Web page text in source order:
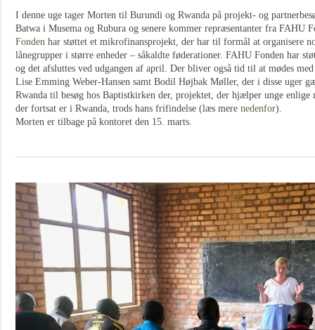
I denne uge tager Morten til Burundi og Rwanda på projekt- og
Batwa i Musema og Rubura og senere kommer repræsentanter fra FAHU
Fonden har støttet et mikrofinansprojekt, der har til formål at organisere
lånegrupper i større enheder – såkaldte føderationer. FAHU Fonden har
og det afsluttes ved udgangen af april. Der bliver også tid til at mødes med
Lise Emming Weber-Hansen samt Bodil Højbak Møller, der i disse uger
Rwanda til besøg hos Baptistkirken der, projektet, der hjælper unge enlige
der fortsat er i Rwanda, trods hans frifindelse (læs mere nedenfor).
Morten er tilbage på kontoret den 15. marts.